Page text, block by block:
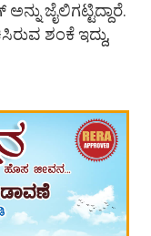
ಜೈಲಿಗಟ್ಟಿದ್ದಾರೆ.
ಶಂಕೆ ಇದ್ದು,